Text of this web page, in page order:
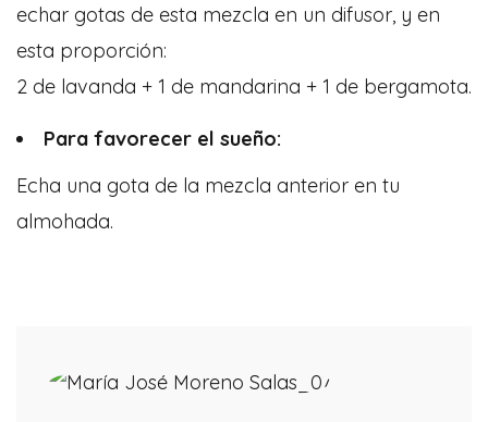
echar gotas de esta mezcla en un difusor, y en
esta proporción:
2 de lavanda + 1 de mandarina + 1 de bergamota.
Para favorecer el sueño:
Echa una gota de la mezcla anterior en tu
almohada.